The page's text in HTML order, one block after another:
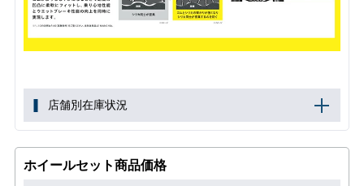
店舗別在庫状況
ホイールセット商品価格